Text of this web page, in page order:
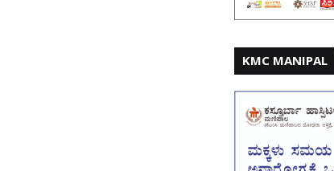
KMC MANIPAL